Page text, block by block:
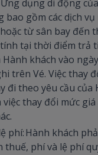
dụng di động
bao gồm các dịch
từ sân bay đến
tại thời điểm trả
khách vào
trên Vé. Việc thay
đi theo yêu cầu của
thay đổi mức
phí: Hành khách
thuế, phí và lệ phí